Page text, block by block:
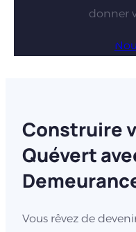
donner
Construire
Quévert
Vous rêvez de